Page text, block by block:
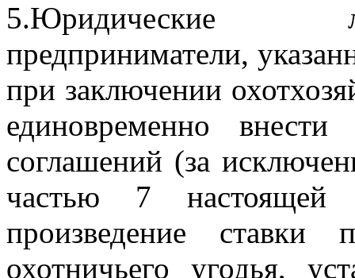
5.Юридические
предприниматели,
при заключении
единовременно
соглашений (за
частью 7
произведение
охотничьего угодья,